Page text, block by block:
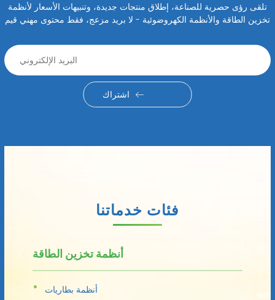
تلقى رؤى حصرية للصناعة، إطلاق منتجات جديدة، وتنبيهات الأسعار لأنظمة
تخزين الطاقة والأنظمة الكهروضوئية - لا بريد مزعج، فقط محتوى مهني قيم
اشتراك
فئات خدماتنا
أنظمة تخزين الطاقة
أنظمة بطاريات